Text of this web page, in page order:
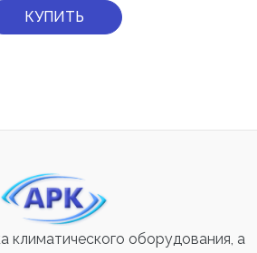
КУПИТЬ
климатического оборудования, а